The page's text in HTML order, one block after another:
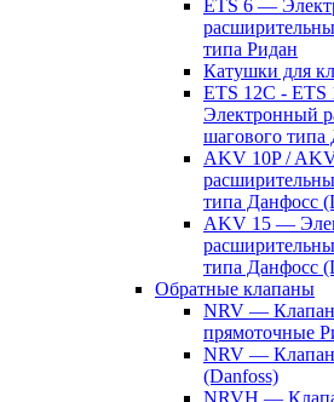
ETS 6 —
типа Ридан
Катушки для
ETS 12C -
Электронный
шагового типа
AKV 10P /
типа Данфосс
AKV 15 —
типа Данфосс
Обратные клапаны
NRV —
прямоточные
NRV —
(Danfoss)
NRVH —